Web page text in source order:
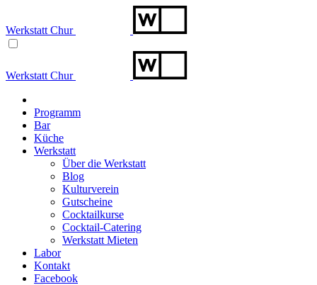
Werkstatt Chur
Werkstatt Chur
Programm
Bar
Küche
Werkstatt
Über die Werkstatt
Blog
Kulturverein
Gutscheine
Cocktailkurse
Cocktail-Catering
Werkstatt Mieten
Labor
Kontakt
Facebook